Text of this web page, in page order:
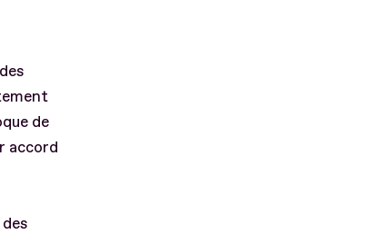
de
accord